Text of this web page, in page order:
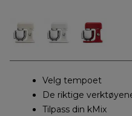
Velg tempoet
De riktige
Tilpass din kMix